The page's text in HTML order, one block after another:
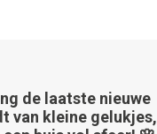
de laatste nieuwe
van kleine gelukjes,